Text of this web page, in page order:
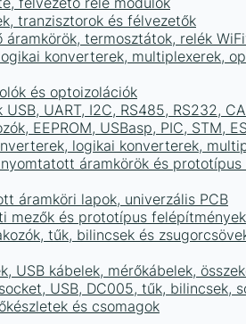
tranzisztorok és félvezetők
áramkörök, termosztátok, relék
konverterek, multiplexerek,
és optoizolációk
USB, UART, I2C, RS485, RS232,
EEPROM, USBasp, PIC, STM,
logikai konverterek,
áramkörök és prototípus
áramköri lapok, univerzális PCB
mezők és prototípus felépítmények
tűk, bilincsek és
USB kábelek, mérőkábelek,
USB, DC005, tűk, bilincsek,
és csomagok